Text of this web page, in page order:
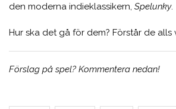
den moderna indieklassikern, Spelunky.
Hur ska det gå för dem? Förstår de
Förslag på spel? Kommentera nedan!